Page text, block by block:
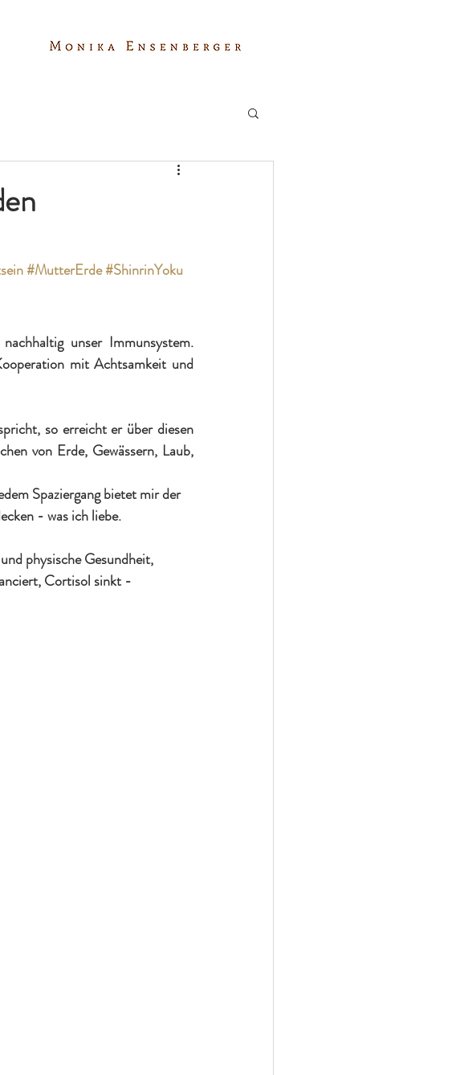
#MutterErde#ShinrinYoku
unser Immunsystem.
mit Achtsamkeit und
so erreicht er über diesen
von Erde, Gewässern, Laub,
Spaziergang bietet mir der
- was ich liebe.
physische Gesundheit,
Cortisol sinkt -